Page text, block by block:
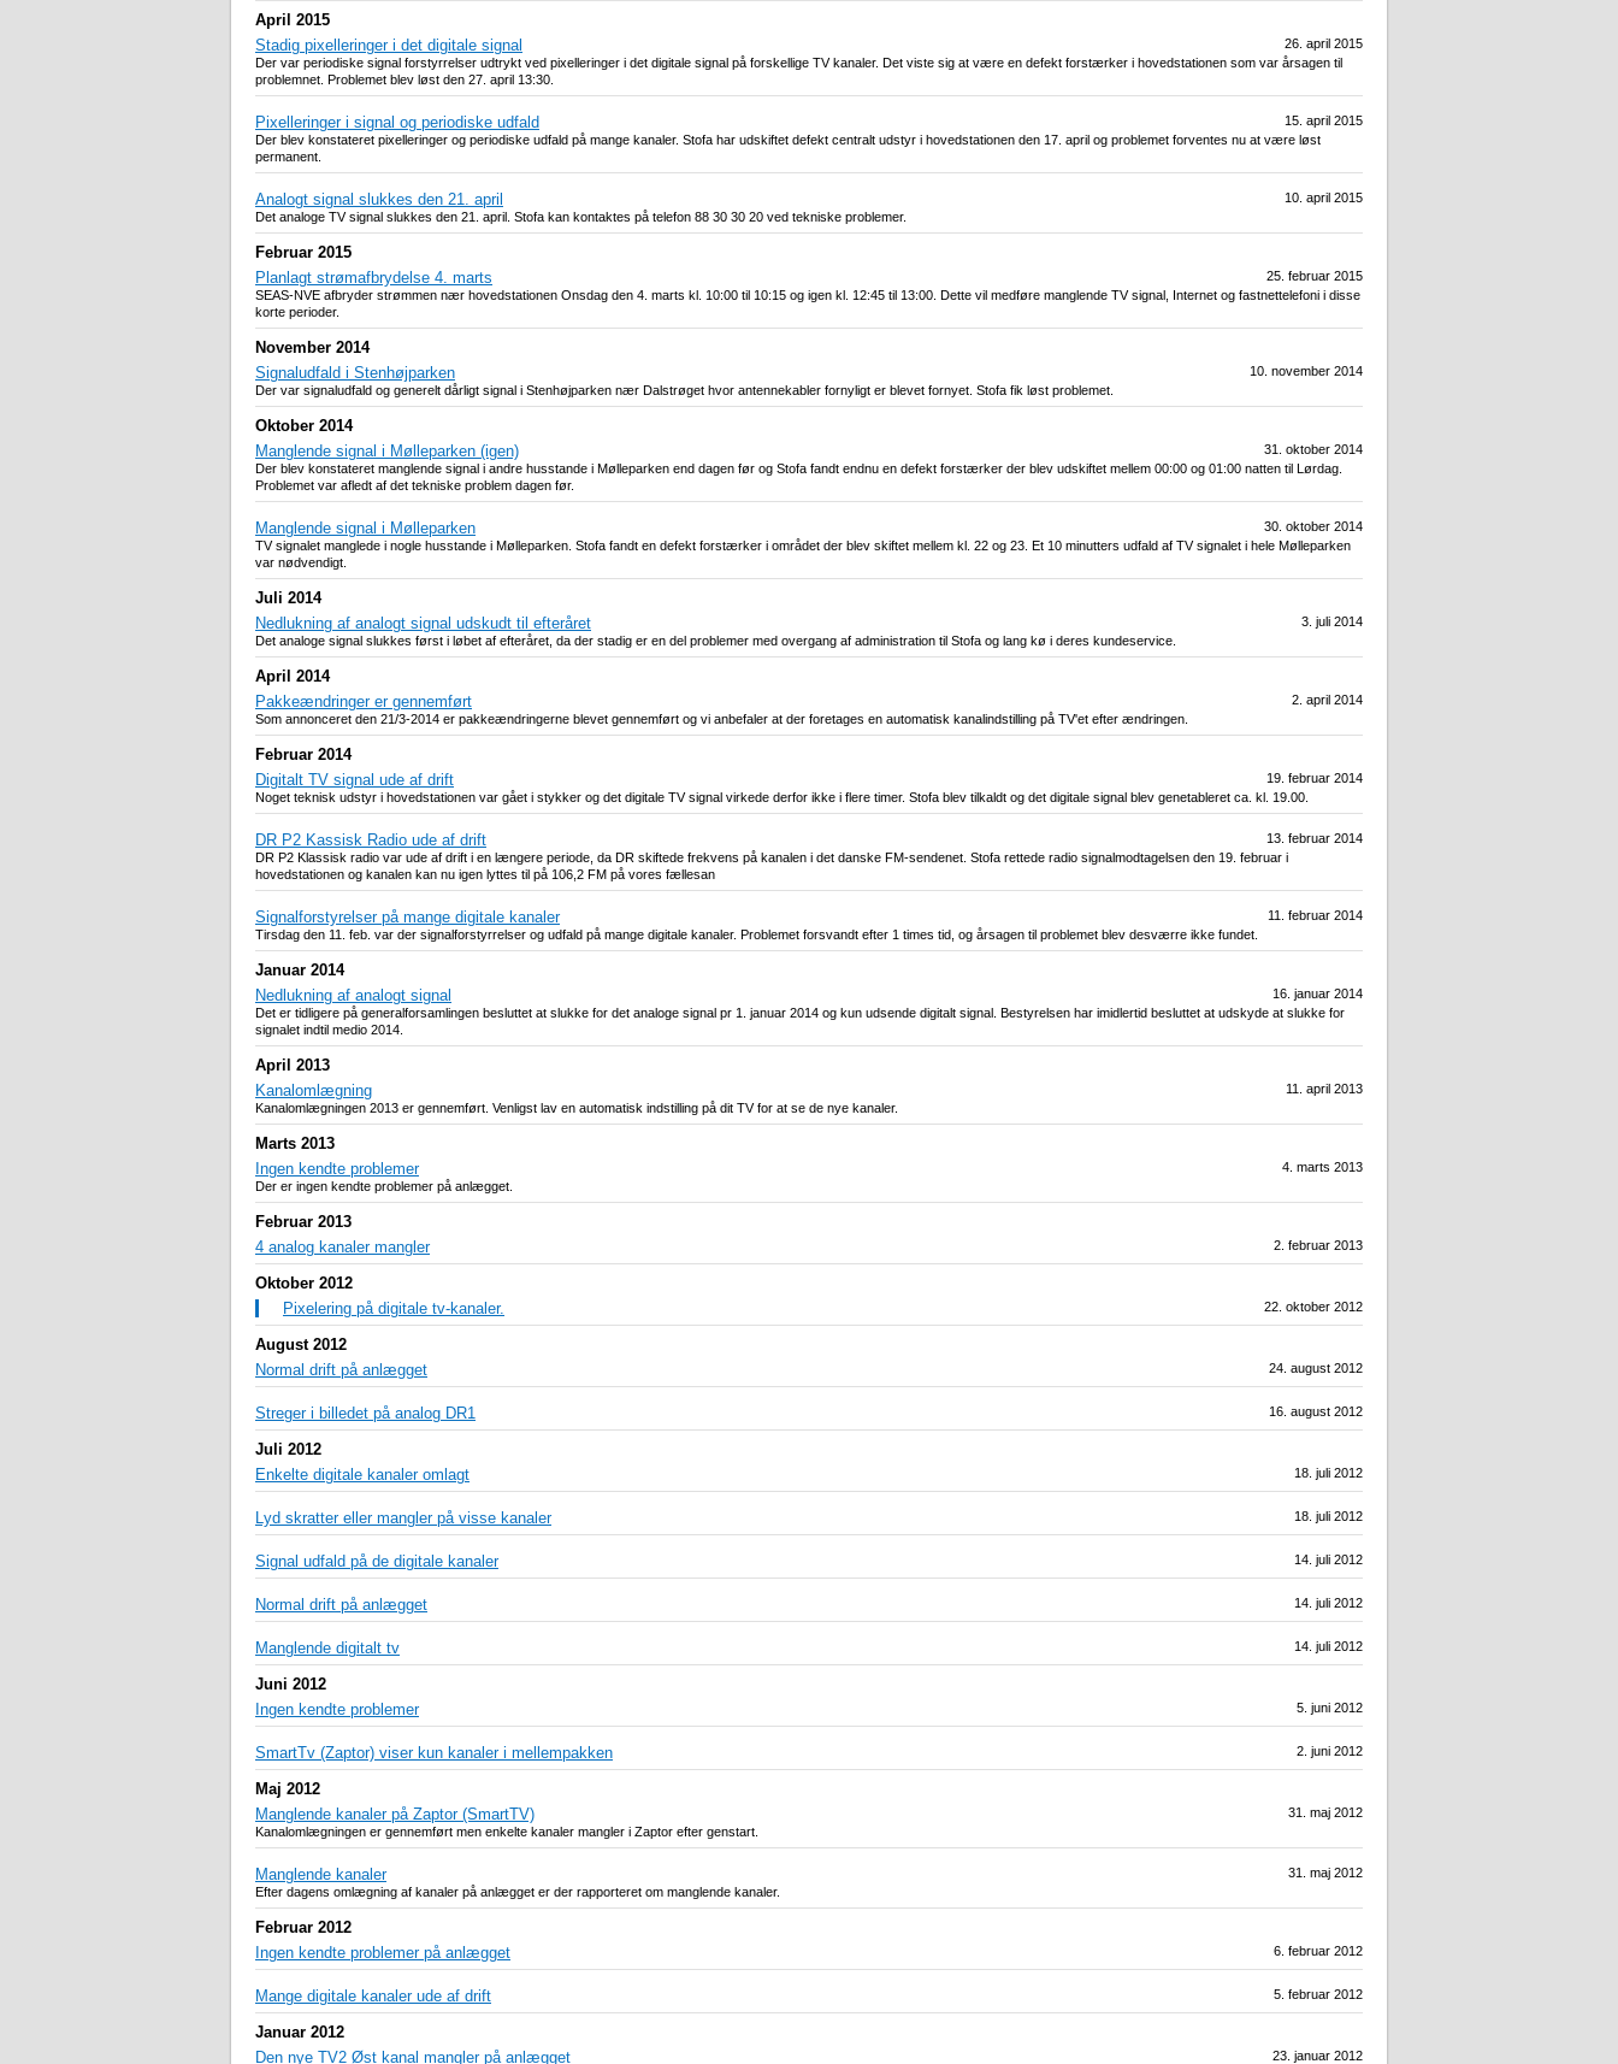
April 2015
26. april 2015
Stadig pixelleringer i det digitale signal
Der var periodiske signal forstyrrelser udtrykt ved pixelleringer i det digitale signal på forskellige TV kanaler. Det viste sig at være en defekt forstærker i hovedstationen som var årsagen til
problemnet. Problemet blev løst den 27. april 13:30.
15. april 2015
Pixelleringer i signal og periodiske udfald
Der blev konstateret pixelleringer og periodiske udfald på mange kanaler. Stofa har udskiftet defekt centralt udstyr i hovedstationen den 17. april og problemet forventes nu at være løst
permanent.
10. april 2015
Analogt signal slukkes den 21. april
Det analoge TV signal slukkes den 21. april. Stofa kan kontaktes på telefon 88 30 30 20 ved tekniske problemer.
Februar 2015
25. februar 2015
Planlagt strømafbrydelse 4. marts
SEAS-NVE afbryder strømmen nær hovedstationen Onsdag den 4. marts kl. 10:00 til 10:15 og igen kl. 12:45 til 13:00. Dette vil medføre manglende TV signal, Internet og fastnettelefoni i disse
korte perioder.
November 2014
10. november 2014
Signaludfald i Stenhøjparken
Der var signaludfald og generelt dårligt signal i Stenhøjparken nær Dalstrøget hvor antennekabler fornyligt er blevet fornyet. Stofa fik løst problemet.
Oktober 2014
31. oktober 2014
Manglende signal i Mølleparken (igen)
Der blev konstateret manglende signal i andre husstande i Mølleparken end dagen før og Stofa fandt endnu en defekt forstærker der blev udskiftet mellem 00:00 og 01:00 natten til Lørdag.
Problemet var afledt af det tekniske problem dagen før.
30. oktober 2014
Manglende signal i Mølleparken
TV signalet manglede i nogle husstande i Mølleparken. Stofa fandt en defekt forstærker i området der blev skiftet mellem kl. 22 og 23. Et 10 minutters udfald af TV signalet i hele Mølleparken
var nødvendigt.
Juli 2014
3. juli 2014
Nedlukning af analogt signal udskudt til efteråret
Det analoge signal slukkes først i løbet af efteråret, da der stadig er en del problemer med overgang af administration til Stofa og lang kø i deres kundeservice.
April 2014
2. april 2014
Pakkeændringer er gennemført
Som annonceret den 21/3-2014 er pakkeændringerne blevet gennemført og vi anbefaler at der foretages en automatisk kanalindstilling på TV'et efter ændringen.
Februar 2014
19. februar 2014
Digitalt TV signal ude af drift
Noget teknisk udstyr i hovedstationen var gået i stykker og det digitale TV signal virkede derfor ikke i flere timer. Stofa blev tilkaldt og det digitale signal blev genetableret ca. kl. 19.00.
13. februar 2014
DR P2 Kassisk Radio ude af drift
DR P2 Klassisk radio var ude af drift i en længere periode, da DR skiftede frekvens på kanalen i det danske FM-sendenet. Stofa rettede radio signalmodtagelsen den 19. februar i
hovedstationen og kanalen kan nu igen lyttes til på 106,2 FM på vores fællesan
11. februar 2014
Signalforstyrelser på mange digitale kanaler
Tirsdag den 11. feb. var der signalforstyrrelser og udfald på mange digitale kanaler. Problemet forsvandt efter 1 times tid, og årsagen til problemet blev desværre ikke fundet.
Januar 2014
16. januar 2014
Nedlukning af analogt signal
Det er tidligere på generalforsamlingen besluttet at slukke for det analoge signal pr 1. januar 2014 og kun udsende digitalt signal. Bestyrelsen har imidlertid besluttet at udskyde at slukke for
signalet indtil medio 2014.
April 2013
11. april 2013
Kanalomlægning
Kanalomlægningen 2013 er gennemført. Venligst lav en automatisk indstilling på dit TV for at se de nye kanaler.
Marts 2013
4. marts 2013
Ingen kendte problemer
Der er ingen kendte problemer på anlægget.
Februar 2013
2. februar 2013
4 analog kanaler mangler
Oktober 2012
22. oktober 2012
Pixelering på digitale tv-kanaler.
August 2012
24. august 2012
Normal drift på anlægget
16. august 2012
Streger i billedet på analog DR1
Juli 2012
18. juli 2012
Enkelte digitale kanaler omlagt
18. juli 2012
Lyd skratter eller mangler på visse kanaler
14. juli 2012
Signal udfald på de digitale kanaler
14. juli 2012
Normal drift på anlægget
14. juli 2012
Manglende digitalt tv
Juni 2012
5. juni 2012
Ingen kendte problemer
2. juni 2012
SmartTv (Zaptor) viser kun kanaler i mellempakken
Maj 2012
31. maj 2012
Manglende kanaler på Zaptor (SmartTV)
Kanalomlægningen er gennemført men enkelte kanaler mangler i Zaptor efter genstart.
31. maj 2012
Manglende kanaler
Efter dagens omlægning af kanaler på anlægget er der rapporteret om manglende kanaler.
Februar 2012
6. februar 2012
Ingen kendte problemer på anlægget
5. februar 2012
Mange digitale kanaler ude af drift
Januar 2012
23. januar 2012
Den nye TV2 Øst kanal mangler på anlægget